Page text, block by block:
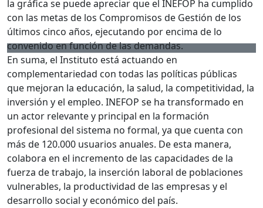
la gráfica se puede apreciar que el INEFOP ha cumplido
con las metas de los Compromisos de Gestión de los
últimos cinco años, ejecutando por encima de lo
convenido en función de las demandas.
En suma, el Instituto está actuando en
complementariedad con todas las políticas públicas
que mejoran la educación, la salud, la competitividad, la
inversión y el empleo. INEFOP se ha transformado en
un actor relevante y principal en la formación
profesional del sistema no formal, ya que cuenta con
más de 120.000 usuarios anuales. De esta manera,
colabora en el incremento de las capacidades de la
fuerza de trabajo, la inserción laboral de poblaciones
vulnerables, la productividad de las empresas y el
desarrollo social y económico del país.